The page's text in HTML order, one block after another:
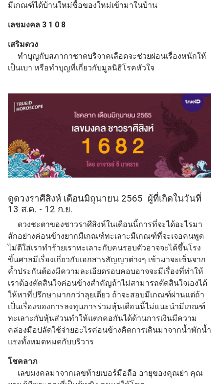
มีเกณฑ์ได้บ้านใหม่ซื้อของใหม่เข้ามาในบ้าน
เลขมงคล 3 1 0 8
เสริมดวง
ทำบุญกับสภากาชาดบริจาคเลือดจะช่วยผ่อนเรื่องหนักให้
เป็นเบา หรือทำบุญที่เกี่ยวกับมูลนิธิโรคหัวใจ
ดูดวงราศีสิงห์ เดือนมิถุนายน 2565 ผู้ที่เกิดในวันที่
13 ส.ค. - 12 ก.ย.
ดวงชะตาของชาวราศีสิงห์ในเดือนนี้การที่จะได้อะไรมา
สักอย่างค่อนข้างยากมีเกณฑ์ทะเลาะมีเกณฑ์ที่จะเจอคนพูด
ไม่ดีใส่เราทำร้ายเราทะเลาะกับคนรอบตัวอาจจะได้ขึ้นโรง
ขึ้นศาลมีเรื่องเกี่ยวกับเอกสารสัญญาต่างๆ เข้ามาจะเซ็นจาก
ค้ำประกันต้องมีความละเอียดรอบคอบอาจจะมีเรื่องที่ทำให้
เราต้องตัดสินใจค่อนข้างสำคัญถ้าไม่สามารถตัดสินใจเองได้
ให้หาที่ปรึกษามากกว่าลุยเดี่ยว ถ้าจะสอบมีเกณฑ์ผ่านแต่ถ้า
เป็นเรื่องของการลงทุนการร่วมหุ้นเดือนนี้ไม่แนะนำมีเกณฑ์
ทะเลาะกับหุ้นส่วนทำให้แตกคอกันได้ด้านการเงินมีความ
คล่องมือปลัดใช้จ่ายอะไรค่อนข้างคิดการเดินมาจากน้ำพักน้ำ
แรงทั้งหมดหมดกับบริวาร
โชคลาภ
เลขมงคลมาจากเลขท้ายเบอร์มือถือ อายุของคุณย่า คุณ